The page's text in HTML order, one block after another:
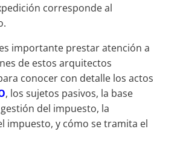
corresponde al
importante prestar atención a
de estos arquitectos
conocer con detalle los actos
, los sujetos pasivos, la base
del impuesto, la
impuesto, y cómo se tramita el